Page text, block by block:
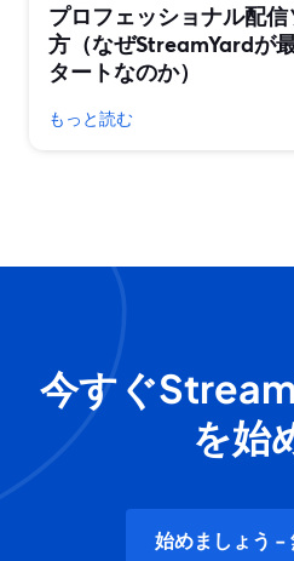
プロフェッショナル配
方（なぜStreamYardが
タートなのか）
もっと読む
今すぐ
を始
始めましょう -